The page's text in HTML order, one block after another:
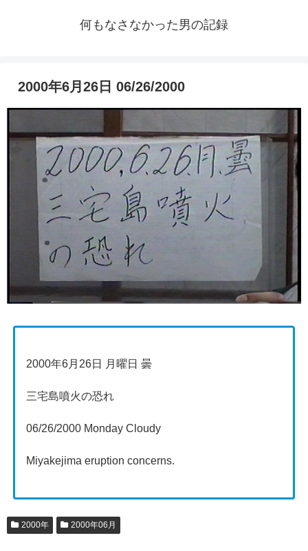
何もなさなかった男の記録
2000年6月26日 06/26/2000
2000年6月26日 月曜日 曇
三宅島噴火の恐れ
06/26/2000 Monday Cloudy
Miyakejima eruption concerns.
2000年 2000年06月